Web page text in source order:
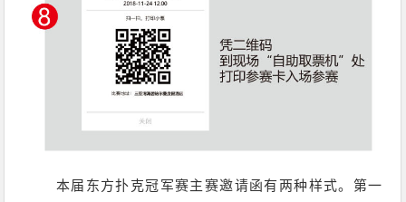
本届东方扑克冠军赛主赛邀请函有两种样式。第一